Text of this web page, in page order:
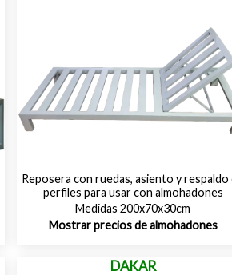
Reposera con ruedas, asiento y respaldo
perfiles para usar con almohadones
Medidas 200x70x30cm
Mostrar precios de almohadones
DAKAR